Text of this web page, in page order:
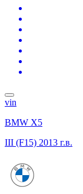
vin
BMW X5
III (F15) 2013 г.в.